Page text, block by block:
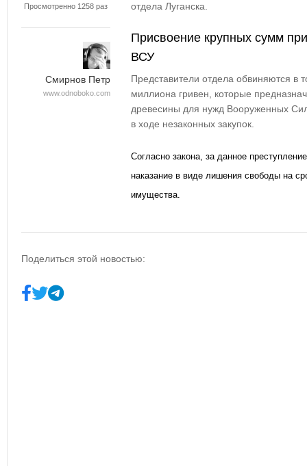
Просмотренно 1258 раз
Смирнов Петр
www.odnoboko.com
отдела Луганска.
Присвоение крупных сумм
ВСУ
Представители отдела обвиняются в
миллиона гривен, которые
древесины для нужд Вооруженных
в ходе незаконных закупок.
Согласно закона, за данное
наказание в виде лишения свободы на
имущества.
Поделиться этой новостью: